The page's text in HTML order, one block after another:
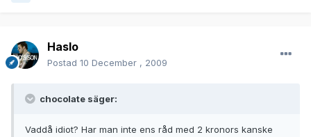
Haslo
Postad 10 December , 2009
chocolate säger:
Vaddå idiot? Har man inte ens råd med 2 kronors kanske